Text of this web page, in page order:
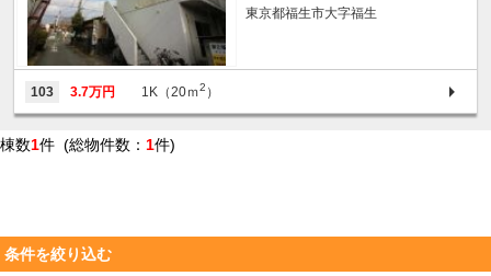
東京都福生市大字福生
103 3.7万円 1K（20ｍ2 ）
棟数1件 (総物件数： 1件)
条件を絞り込む